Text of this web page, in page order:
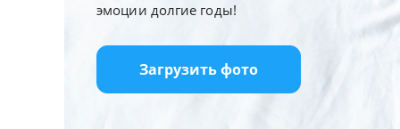
эмоции долгие годы!
Загрузить фото